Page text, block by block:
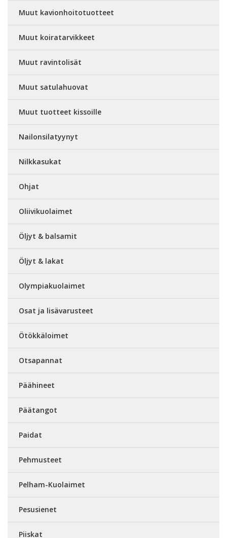
Muut kavionhoitotuotteet
Muut koiratarvikkeet
Muut ravintolisät
Muut satulahuovat
Muut tuotteet kissoille
Nailonsilatyynyt
Nilkkasukat
Ohjat
Oliivikuolaimet
Öljyt & balsamit
Öljyt & lakat
Olympiakuolaimet
Osat ja lisävarusteet
Ötökkäloimet
Otsapannat
Päähineet
Päätangot
Paidat
Pehmusteet
Pelham-Kuolaimet
Pesusienet
Piiskat